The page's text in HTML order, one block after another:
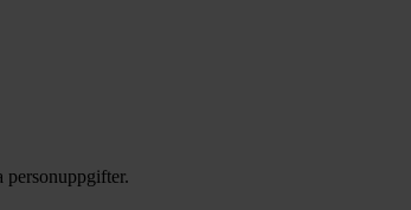
personuppgifter.